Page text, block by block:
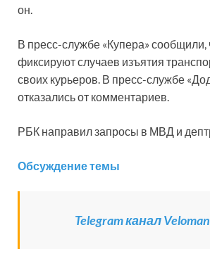
он.
В пресс-службе «Купера» сообщили,
фиксируют случаев изъятия
своих курьеров. В пресс-службе
отказались от комментариев.
РБК направил запросы в МВД и
Обсуждение темы
Telegram канал